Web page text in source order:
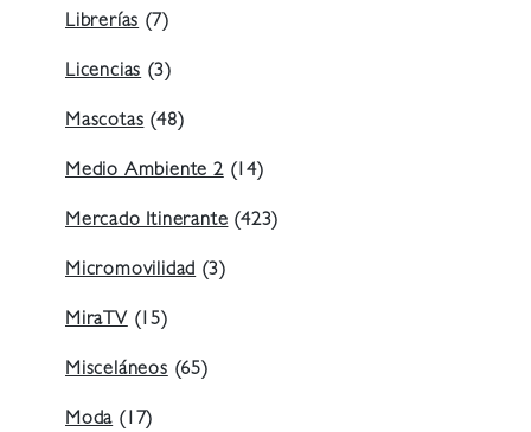
Librerías(7)
Licencias(3)
Mascotas(48)
Medio Ambiente 2(14)
Mercado Itinerante(423)
Micromovilidad(3)
MiraTV(15)
Misceláneos(65)
Moda(17)